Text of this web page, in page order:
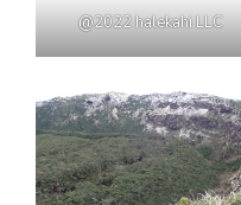
@2022 halekahi LLC